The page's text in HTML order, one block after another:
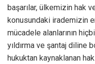
başarılar, ülkemizin hak
konusundaki irademizin
mücadele alanlarının
yıldırma ve şantaj diline
hukuktan kaynaklanan